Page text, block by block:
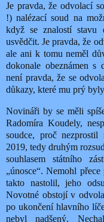
Je pravda, že odvolací
!) nalézací soud na
když se znalostí stavu
usvědčit. Je pravda, že
ale ani k tomu neměl
dokonale obeznámen s
není pravda, že se
důkazy, které mu prý
Novináři by se měli
Radomíra Koudely,
soudce, proč
2019, tedy druhým
souhlasem státního
„únosce“. Nemohl
takto nastolil, jeho
Novotné obstojí v
po ukončení hlavního
nebyl nadšený.